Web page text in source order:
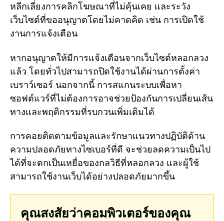
หลีกเลี่ยงการคลิกโฆษณาที่ไม่คุ้นเคย และระวัง
เว็บไซต์ที่ขออนุญาตโดยไม่คาดคิด เช่น การเปิดใช้
งานการแจ้งเตือน
หากอนุญาตให้มีการแจ้งเตือนจากเว็บไซต์หลอกลวง
แล้ว โดยทั่วไปสามารถปิดใช้งานได้ผ่านการตั้งค่า
เบราว์เซอร์ นอกจากนี้ การสแกนระบบเพื่อหา
ซอฟต์แวร์ที่ไม่ต้องการอาจช่วยป้องกันการเปลี่ยนเส้น
ทางและพฤติกรรมที่รบกวนเพิ่มเติมได้
การคอยติดตามข้อมูลและรักษาแนวทางปฏิบัติด้าน
ความปลอดภัยทางไซเบอร์ที่ดี จะช่วยลดความเป็นไป
ได้ที่จะตกเป็นเหยื่อของกลวิธีที่หลอกลวง และผู้ใช้
สามารถใช้งานเว็บได้อย่างปลอดภัยมากขึ้น
คุณสงสัยว่าคอมพิวเตอร์ของคุณ